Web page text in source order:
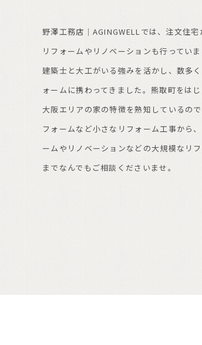
野澤工務店｜AGINGWELLでは、注文住宅
リフォームやリノベーションも行ってい
建築士と大工がいる強みを活かし、数多
ォームに携わってきました。熊取町をは
大阪エリアの家の特徴を熟知しているの
フォームなど小さなリフォーム工事から
ームやリノベーションなどの大規模なリ
までなんでもご相談くださいませ。